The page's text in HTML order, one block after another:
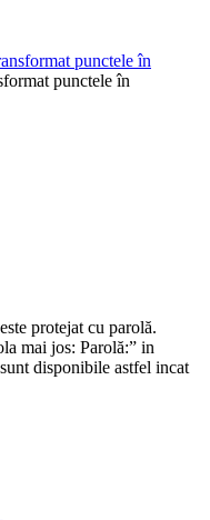
punctele în
punctele în
protejat cu parolă.
mai jos: Parolă:” in
disponibile astfel incat